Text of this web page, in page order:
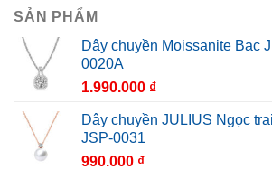
SẢN PHẨM
Dây chuyền Moissanite Bạc
0020A
1.990.000 ₫
Dây chuyền JULIUS Ngọc
JSP-0031
990.000 ₫